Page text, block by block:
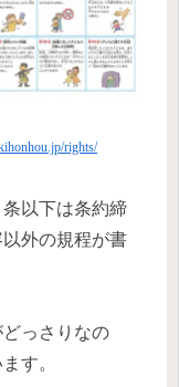
rights/
以下は条約締
外の規程が書
っさりなの
す。